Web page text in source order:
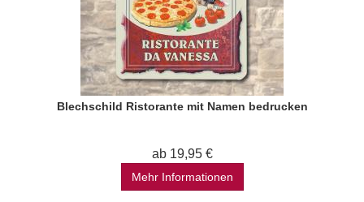
Blechschild Ristorante mit Namen bedrucken
ab 19,95 €
Mehr Informationen